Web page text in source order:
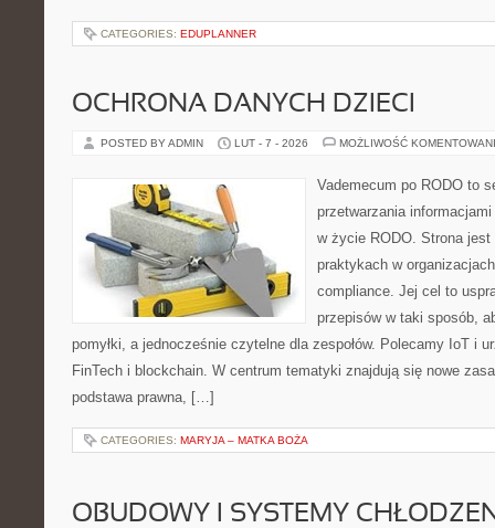
CATEGORIES: EDUPLANNER
OCHRONA DANYCH DZIECI
POSTED BY ADMIN LUT - 7 - 2026 MOŻLIWOŚĆ
Vademecum po RODO to
przetwarzania
w życie RODO. Strona
praktykach w
compliance. Jej cel to
przepisów w taki sposób,
pomyłki, a jednocześnie czytelne dla zespołów. Polecamy IoT i
FinTech i blockchain. W centrum tematyki znajdują się nowe
podstawa prawna, […]
CATEGORIES: MARYJA – MATKA BOŻA
OBUDOWY I SYSTEMY